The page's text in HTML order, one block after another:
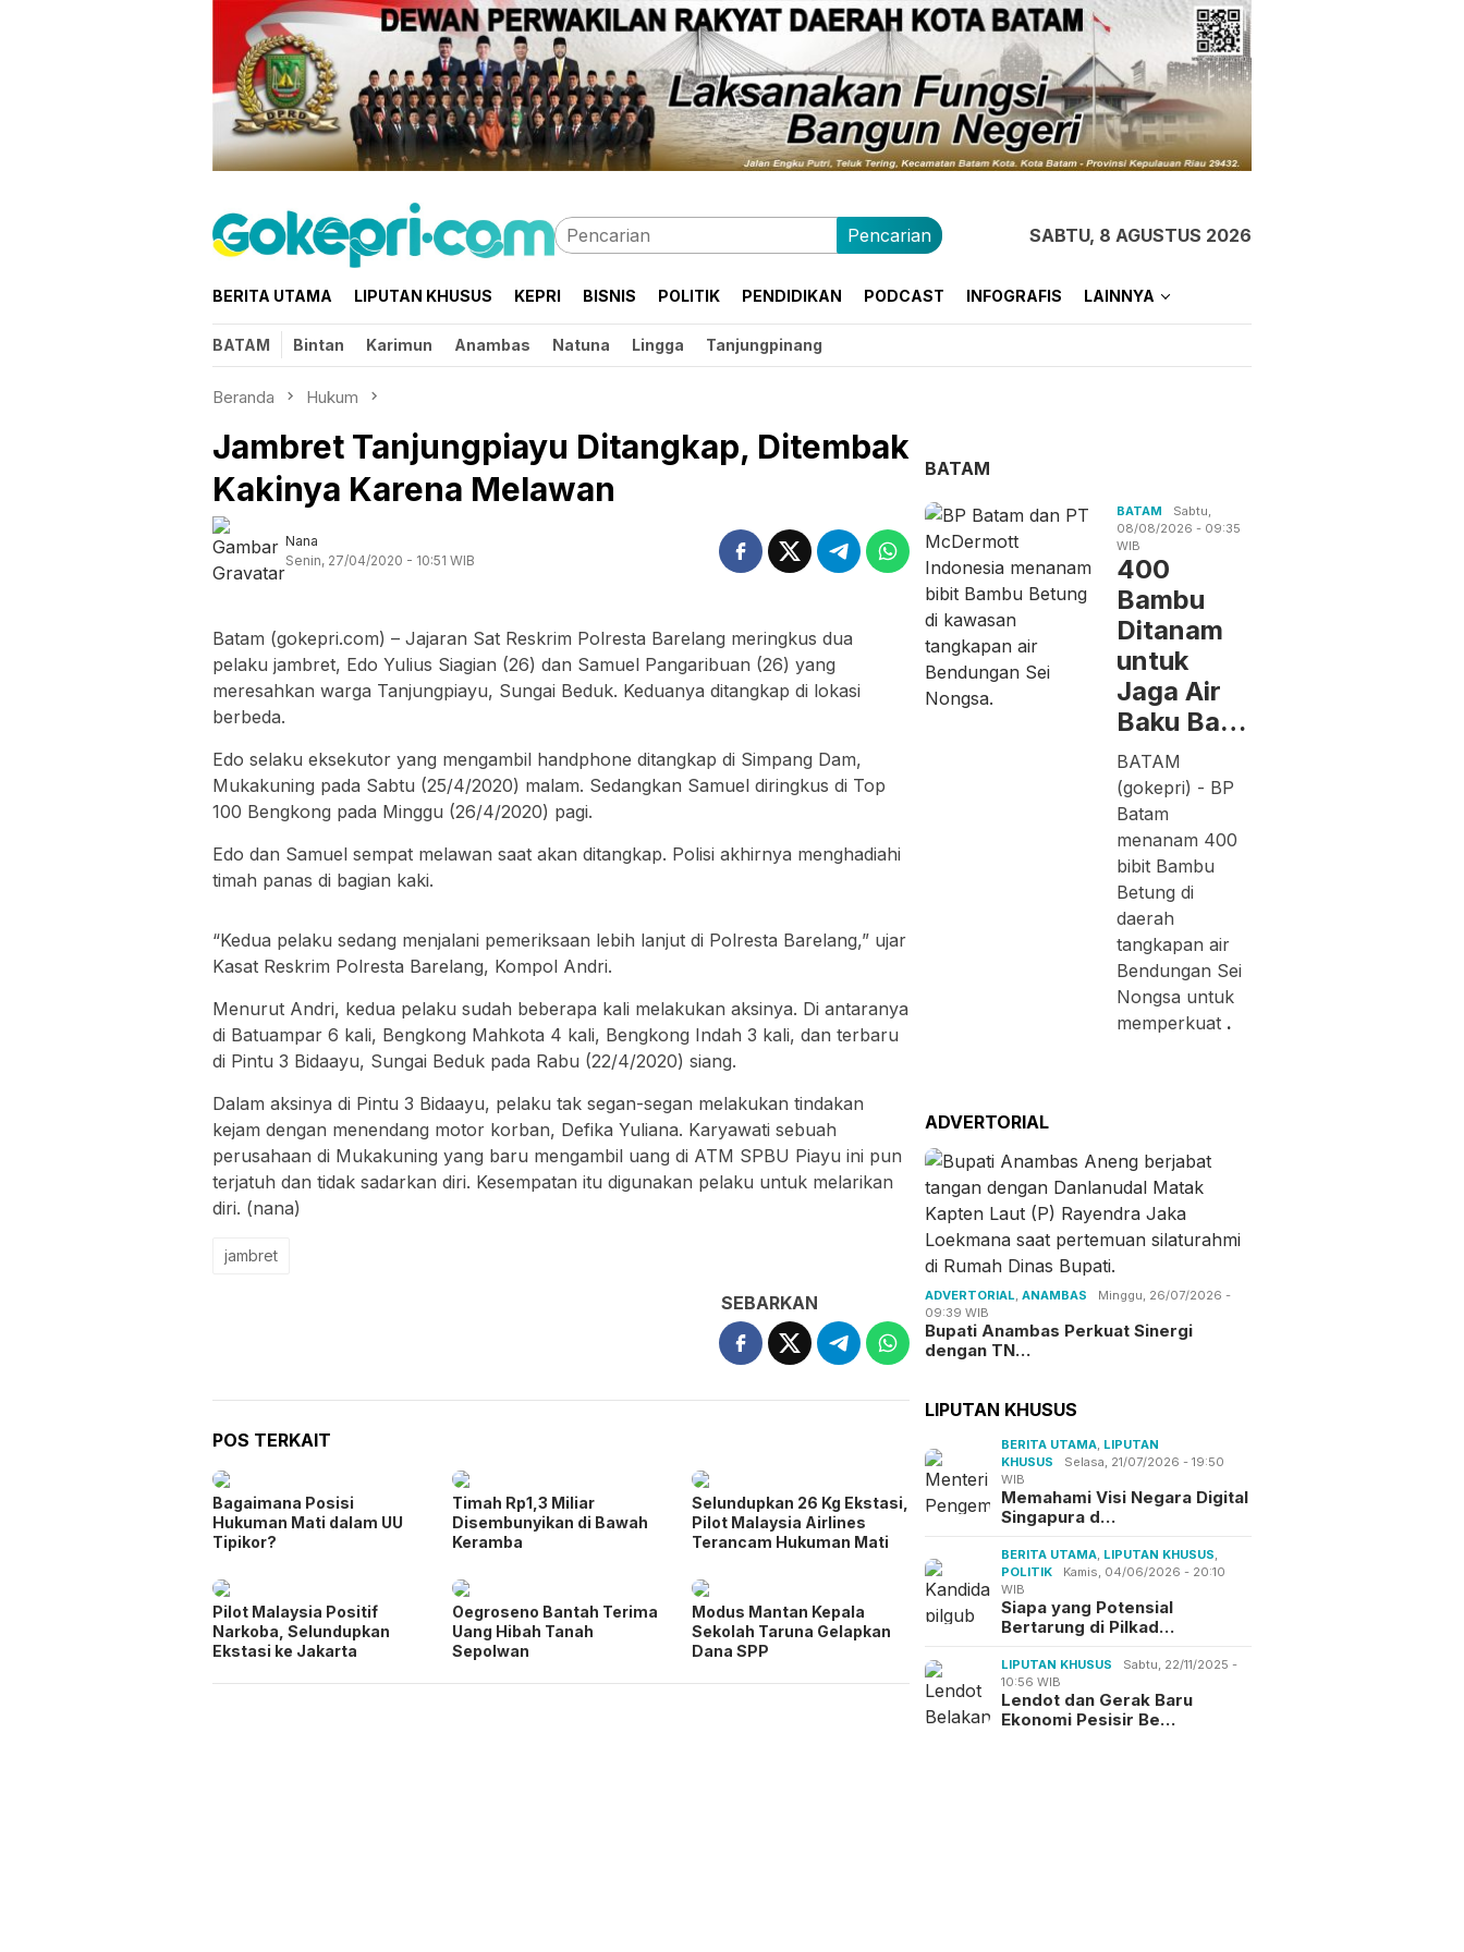
Pencarian SABTU, 8 AGUSTUS 2026
BERITA UTAMA LIPUTAN KHUSUS KEPRI BISNIS POLITIK PENDIDIKAN PODCAST INFOGRAFIS LAINNYA
BATAM Bintan Karimun Anambas Natuna Lingga Tanjungpinang
Beranda Hukum
Jambret Tanjungpiayu Ditangkap, Ditembak
Kakinya Karena Melawan
Nana
Senin, 27/04/2020 - 10:51 WIB
Batam (gokepri.com) – Jajaran Sat Reskrim Polresta Barelang meringkus dua
pelaku jambret, Edo Yulius Siagian (26) dan Samuel Pangaribuan (26) yang
meresahkan warga Tanjungpiayu, Sungai Beduk. Keduanya ditangkap di lokasi
berbeda.
Edo selaku eksekutor yang mengambil handphone ditangkap di Simpang Dam,
Mukakuning pada Sabtu (25/4/2020) malam. Sedangkan Samuel diringkus di Top
100 Bengkong pada Minggu (26/4/2020) pagi.
Edo dan Samuel sempat melawan saat akan ditangkap. Polisi akhirnya menghadiahi
timah panas di bagian kaki.
“Kedua pelaku sedang menjalani pemeriksaan lebih lanjut di Polresta Barelang,” ujar
Kasat Reskrim Polresta Barelang, Kompol Andri.
Menurut Andri, kedua pelaku sudah beberapa kali melakukan aksinya. Di antaranya
di Batuampar 6 kali, Bengkong Mahkota 4 kali, Bengkong Indah 3 kali, dan terbaru
di Pintu 3 Bidaayu, Sungai Beduk pada Rabu (22/4/2020) siang.
Dalam aksinya di Pintu 3 Bidaayu, pelaku tak segan-segan melakukan tindakan
kejam dengan menendang motor korban, Defika Yuliana. Karyawati sebuah
perusahaan di Mukakuning yang baru mengambil uang di ATM SPBU Piayu ini pun
terjatuh dan tidak sadarkan diri. Kesempatan itu digunakan pelaku untuk melarikan
diri. (nana)
jambret
SEBARKAN
POS TERKAIT
Bagaimana Posisi
Hukuman Mati dalam UU
Tipikor?
Timah Rp1,3 Miliar
Disembunyikan di Bawah
Keramba
Selundupkan 26 Kg Ekstasi,
Pilot Malaysia Airlines
Terancam Hukuman Mati
Pilot Malaysia Positif
Narkoba, Selundupkan
Ekstasi ke Jakarta
Oegroseno Bantah Terima
Uang Hibah Tanah
Sepolwan
Modus Mantan Kepala
Sekolah Taruna Gelapkan
Dana SPP
BATAM
BATAM
Sabtu,
08/08/2026 - 09:35
WIB
400
Bambu
Ditanam
untuk
Jaga Air
Baku Ba…
BATAM
(gokepri) - BP
Batam
menanam 400
bibit Bambu
Betung di
daerah
tangkapan air
Bendungan Sei
Nongsa untuk
memperkuat .
ADVERTORIAL
ADVERTORIAL,ANAMBAS
Minggu, 26/07/2026 -
09:39 WIB
Bupati Anambas Perkuat Sinergi
dengan TN…
LIPUTAN KHUSUS
BERITA UTAMA, LIPUTAN
KHUSUS
Selasa, 21/07/2026 - 19:50
WIB
Memahami Visi Negara Digital
Singapura d…
BERITA UTAMA, LIPUTAN KHUSUS,
POLITIK
Kamis, 04/06/2026 - 20:10
WIB
Siapa yang Potensial
Bertarung di Pilkad…
LIPUTAN KHUSUS
Sabtu, 22/11/2025 -
10:56 WIB
Lendot dan Gerak Baru
Ekonomi Pesisir Be…